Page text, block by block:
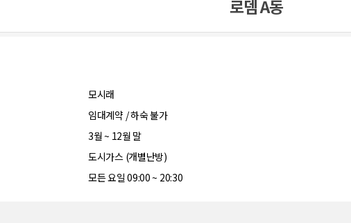
로뎀 A동
모시래
임대계약 / 하숙 불가
3월 ~ 12월 말
도시가스 (개별난방)
모든 요일 09:00 ~ 20:30